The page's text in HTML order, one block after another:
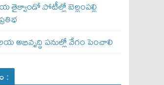
తైక్వాండో పోటీల్లో బెల్లంపల్లి
అభివృద్ధి పనుల్లో వేగం పెంచాలి
: